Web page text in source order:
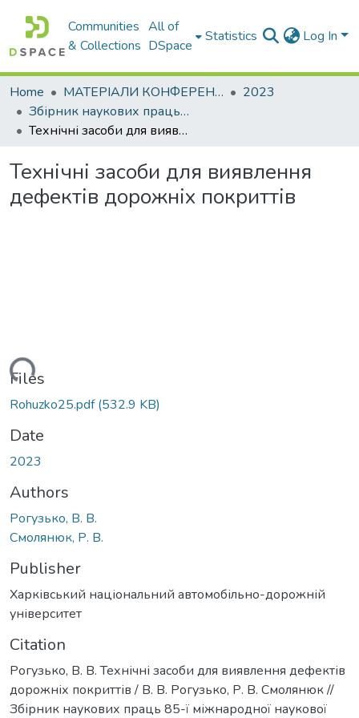
Communities
& Collections
All of
DSpace
Statistics Log In
Home МАТЕРІАЛИ КОНФЕРЕНЦІЙ
2023
Збірник наукових праць 85-ї міжнародної наукової конференції студентів університету. Секція «Будівництво та експлуатація автомобільних доріг»
Технічні засоби для виявлення дефектів дорожніх покриттів
Технічні засоби для виявлення
дефектів дорожніх покриттів
Files
Rohuzko25.pdf(532.9 KB)
Date
2023
Authors
Рогузько, В. В.
Смолянюк, Р. В.
Publisher
Харківський національний автомобільно-дорожній
університет
Citation
Рогузько, В. В. Технічні засоби для виявлення дефектів
дорожніх покриттів / В. В. Рогузько, Р. В. Смолянюк //
Збірник наукових праць 85-ї міжнародної наукової